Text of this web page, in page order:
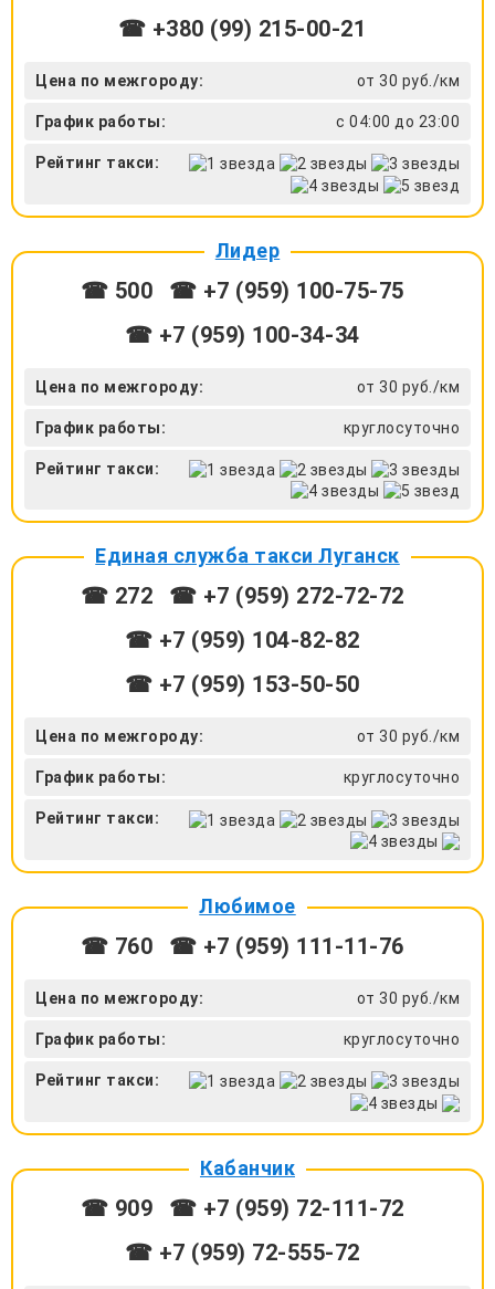
☎ +380 (99) 215-00-21
Цена по межгороду: от 30 руб./км
График работы: с 04:00 до 23:00
Рейтинг такси:
Лидер
☎ 500
☎ +7 (959) 100-75-75
☎ +7 (959) 100-34-34
Цена по межгороду: от 30 руб./км
График работы: круглосуточно
Рейтинг такси:
Единая служба такси Луганск
☎ 272
☎ +7 (959) 272-72-72
☎ ‎+7 (959) 104-82-82
☎ +7 (959) 153-50-50
Цена по межгороду: от 30 руб./км
График работы: круглосуточно
Рейтинг такси:
Любимое
☎ 760 ☎ +7 (959) 111-11-76
Цена по межгороду: от 30 руб./км
График работы: круглосуточно
Рейтинг такси:
Кабанчик
☎ 909
☎ +7 (959) 72-111-72
☎ +7 (959) 72-555-72